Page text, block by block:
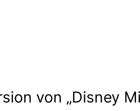
von „Disney